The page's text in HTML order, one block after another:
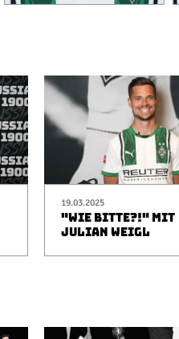
19.03.2025
"WIE BITTE?!" MIT
JULIAN WEIGL